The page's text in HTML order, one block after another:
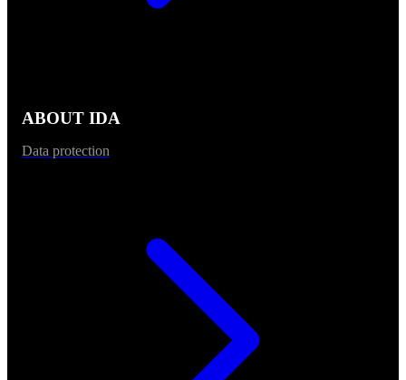
ABOUT IDA
Data protection